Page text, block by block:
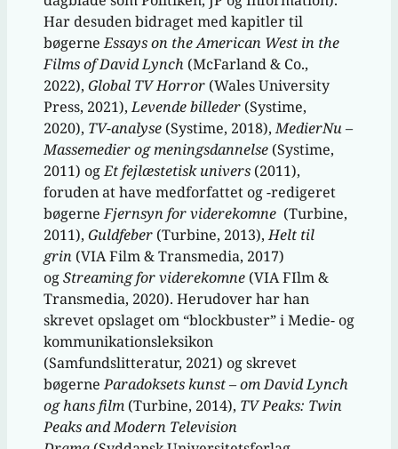
Har desuden bidraget med kapitler til
bøgerneEssays on the American West in the
Films of David Lynch(McFarland & Co.,
2022), Global TV Horror (Wales University
Press, 2021),Levende billeder(Systime,
2020), TV-analyse(Systime, 2018),MedierNu –
Massemedier og meningsdannelse(Systime,
2011) ogEt fejlæstetisk univers(2011),
foruden at have medforfattet og -redigeret
bøgerneFjernsyn for viderekomne (Turbine,
2011), Guldfeber (Turbine, 2013),Helt til
grin(VIA Film & Transmedia, 2017)
ogStreaming for viderekomne(VIA FIlm &
Transmedia, 2020). Herudover har han
skrevet opslaget om “blockbuster” i Medie- og
kommunikationsleksikon
(Samfundslitteratur, 2021) og skrevet
bøgerneParadoksets kunst – om David Lynch
og hans film(Turbine, 2014), TV Peaks: Twin
Peaks and Modern Television